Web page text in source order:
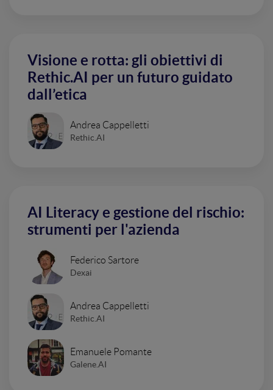
Visione e rotta: gli obiettivi di
Rethic.AI per un futuro guidato
dall’etica
Andrea Cappelletti
Rethic.AI
AI Literacy e gestione del rischio:
strumenti per l'azienda
Federico Sartore
Dexai
Andrea Cappelletti
Rethic.AI
Emanuele Pomante
Galene.AI